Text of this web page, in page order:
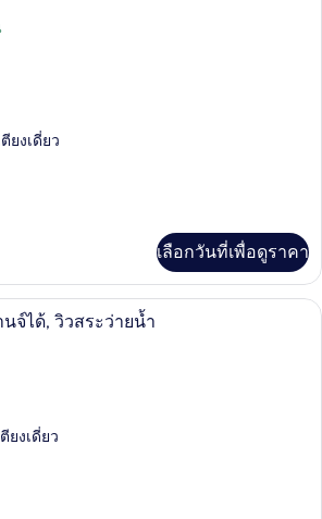
ยงเดี่ยว
เลือกวันที่เพื่อดูราคา
ห้องดับเบิล, ใช้คลับเลานจ์ได้, วิวสระ
จ์ได้, วิวสระว่ายน้ำ
ยงเดี่ยว